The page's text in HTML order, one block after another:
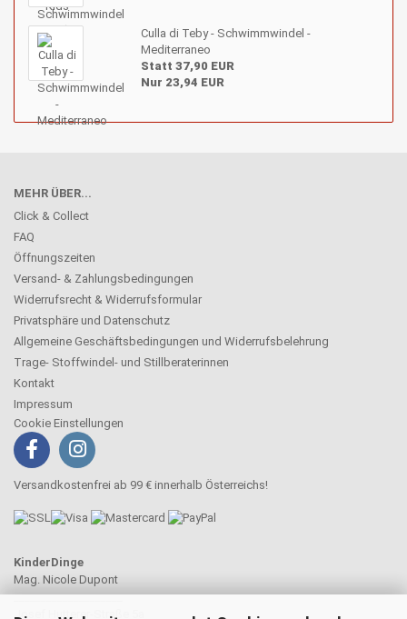
Culla di Teby - Schwimmwindel -
Mediterraneo
Statt 37,90 EUR
Nur 23,94 EUR
MEHR ÜBER...
Click & Collect
FAQ
Öffnungszeiten
Versand- & Zahlungsbedingungen
Widerrufsrecht & Widerrufsformular
Privatsphäre und Datenschutz
Allgemeine Geschäftsbedingungen und Widerrufsbelehrung
Trage- Stoffwindel- und Stillberaterinnen
Kontakt
Impressum
Cookie Einstellungen
Versandkostenfrei ab 99 € innerhalb Österreichs!
KinderDinge
Mag. Nicole Dupont
____________________
Josef Hutterer-Straße 5a